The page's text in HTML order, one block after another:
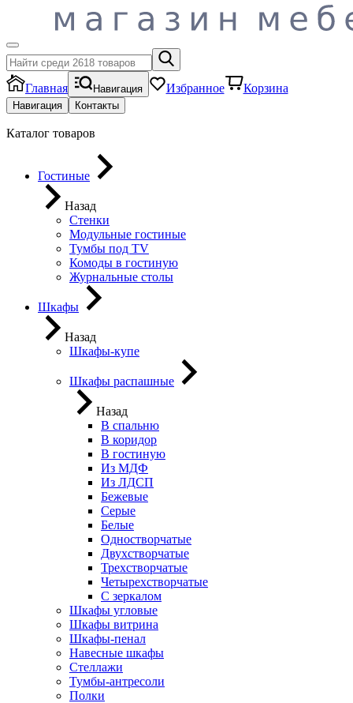
Главная Навигация Избранное Корзина
Навигация Контакты
Каталог товаров
Гостиные
Назад
Стенки
Модульные гостиные
Тумбы под ТV
Комоды в гостиную
Журнальные столы
Шкафы
Назад
Шкафы-купе
Шкафы распашные
Назад
В спальню
В коридор
В гостиную
Из МДФ
Из ЛДСП
Бежевые
Серые
Белые
Одностворчатые
Двухстворчатые
Трехстворчатые
Четырехстворчатые
С зеркалом
Шкафы угловые
Шкафы витрина
Шкафы-пенал
Навесные шкафы
Стеллажи
Тумбы-антресоли
Полки